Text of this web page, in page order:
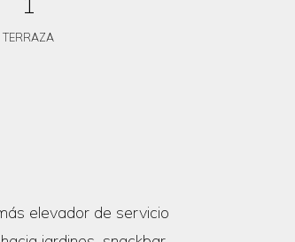
TERRAZA
elevador de servicio